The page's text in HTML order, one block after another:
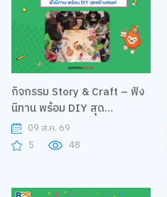
กิจกรรม Story & Craft – ฟัง
นิทาน พร้อม DIY สุด
สร้างสรรค์
09 ส.ค. 69
5
48